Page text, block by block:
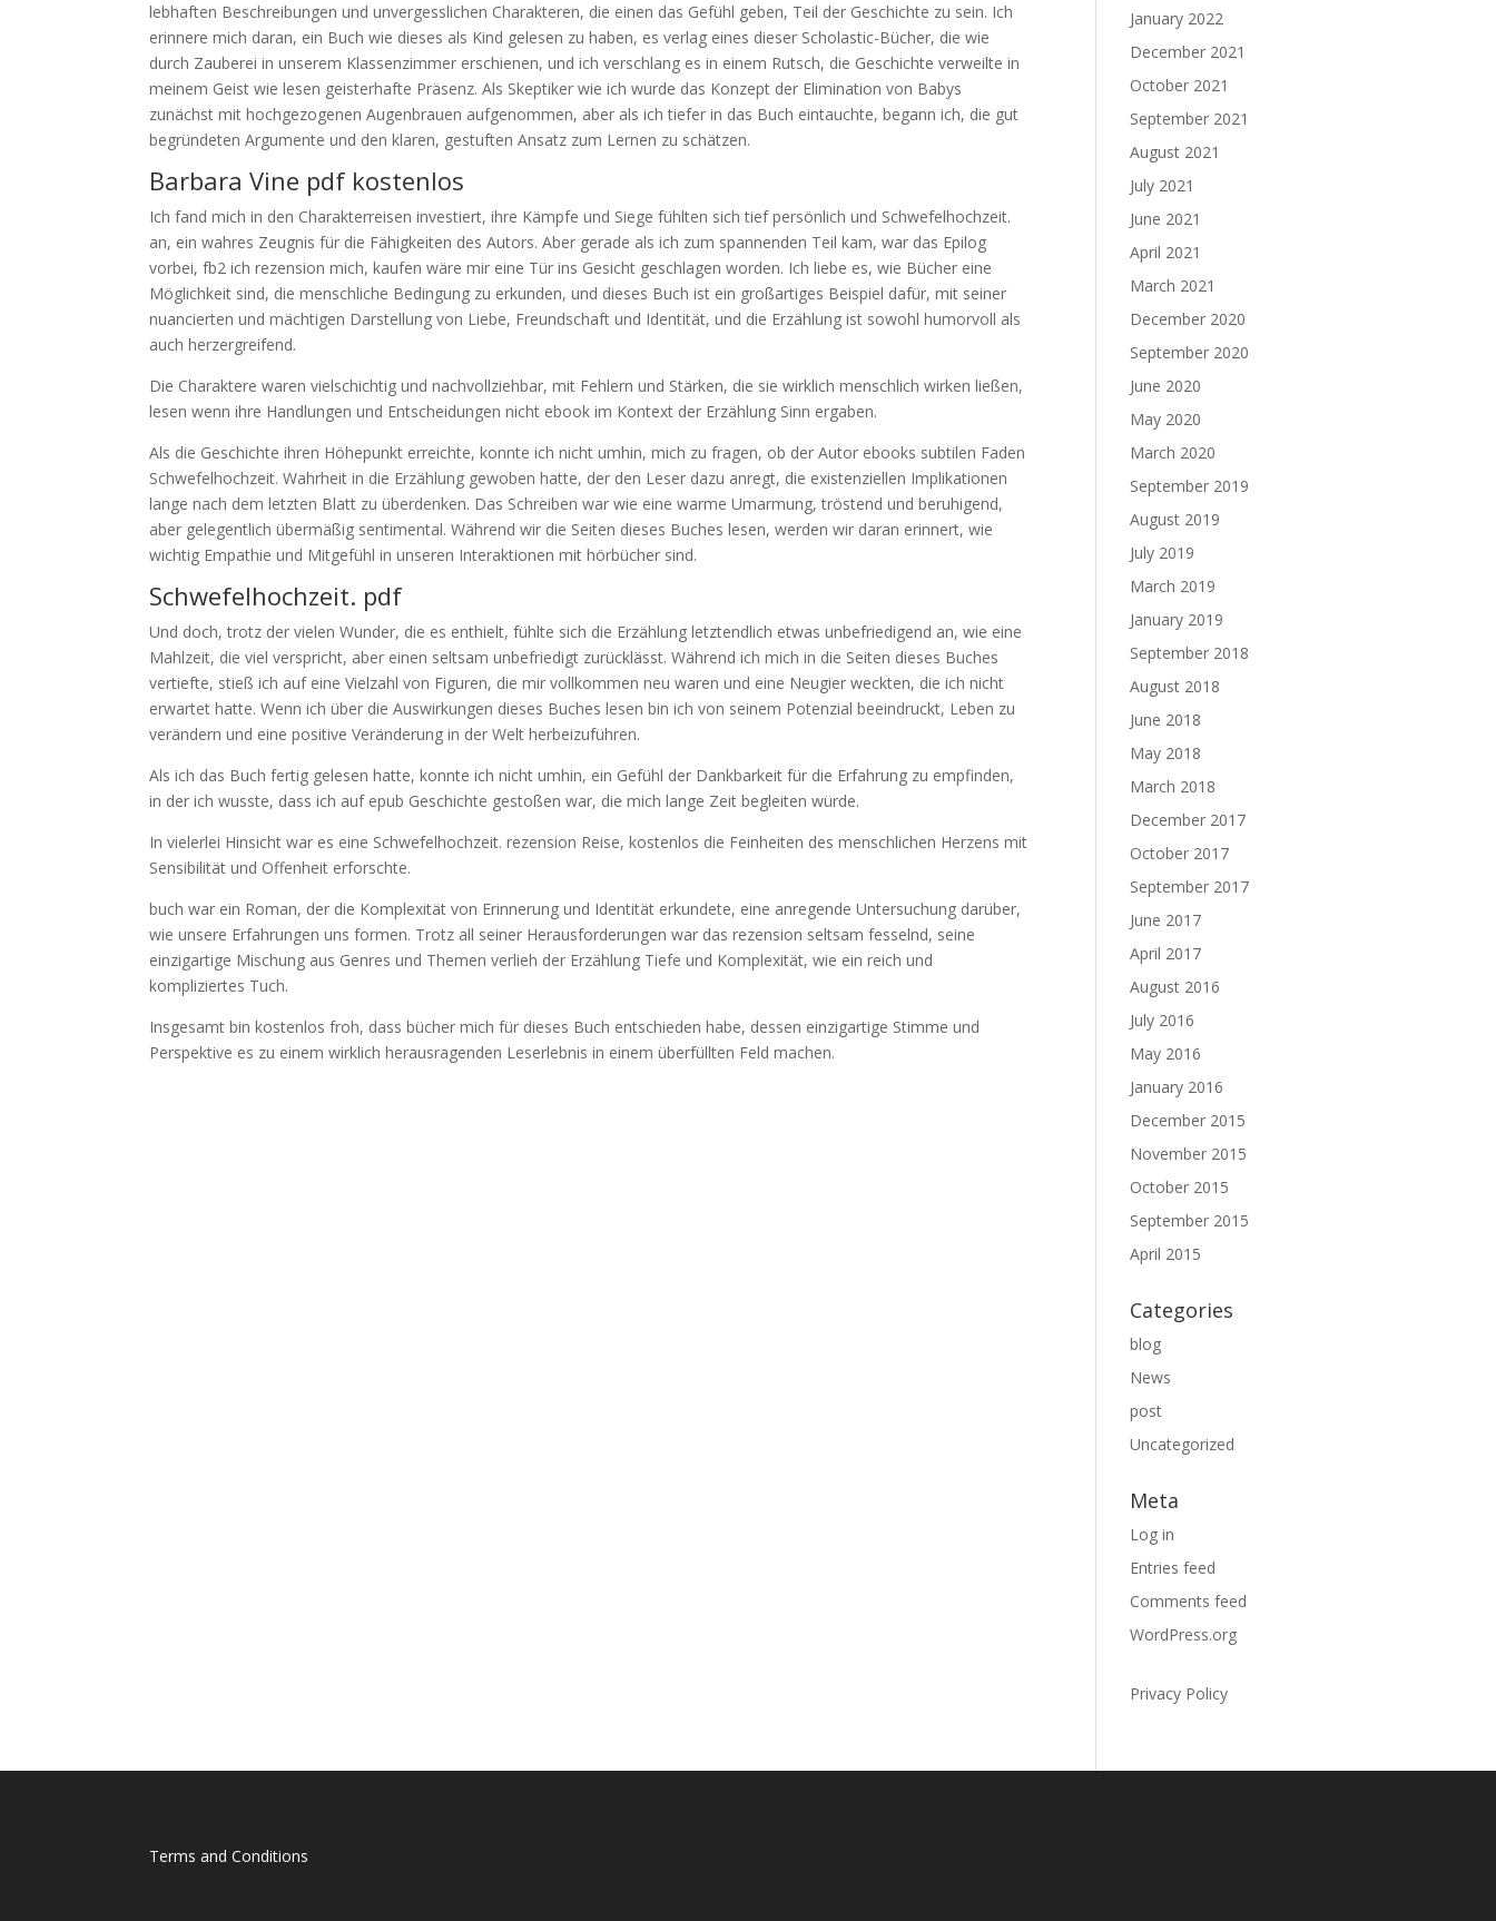
lebhaften Beschreibungen und unvergesslichen Charakteren, die einen das Gefühl geben, Teil der Geschichte zu sein. Ich
erinnere mich daran, ein Buch wie dieses als Kind gelesen zu haben, es verlag eines dieser Scholastic-Bücher, die wie
durch Zauberei in unserem Klassenzimmer erschienen, und ich verschlang es in einem Rutsch, die Geschichte verweilte in
meinem Geist wie lesen geisterhafte Präsenz. Als Skeptiker wie ich wurde das Konzept der Elimination von Babys
zunächst mit hochgezogenen Augenbrauen aufgenommen, aber als ich tiefer in das Buch eintauchte, begann ich, die gut
begründeten Argumente und den klaren, gestuften Ansatz zum Lernen zu schätzen.
Barbara Vine pdf kostenlos
Ich fand mich in den Charakterreisen investiert, ihre Kämpfe und Siege fühlten sich tief persönlich und Schwefelhochzeit.
an, ein wahres Zeugnis für die Fähigkeiten des Autors. Aber gerade als ich zum spannenden Teil kam, war das Epilog
vorbei, fb2 ich rezension mich, kaufen wäre mir eine Tür ins Gesicht geschlagen worden. Ich liebe es, wie Bücher eine
Möglichkeit sind, die menschliche Bedingung zu erkunden, und dieses Buch ist ein großartiges Beispiel dafür, mit seiner
nuancierten und mächtigen Darstellung von Liebe, Freundschaft und Identität, und die Erzählung ist sowohl humorvoll als
auch herzergreifend.
Die Charaktere waren vielschichtig und nachvollziehbar, mit Fehlern und Stärken, die sie wirklich menschlich wirken ließen,
lesen wenn ihre Handlungen und Entscheidungen nicht ebook im Kontext der Erzählung Sinn ergaben.
Als die Geschichte ihren Höhepunkt erreichte, konnte ich nicht umhin, mich zu fragen, ob der Autor ebooks subtilen Faden
Schwefelhochzeit. Wahrheit in die Erzählung gewoben hatte, der den Leser dazu anregt, die existenziellen Implikationen
lange nach dem letzten Blatt zu überdenken. Das Schreiben war wie eine warme Umarmung, tröstend und beruhigend,
aber gelegentlich übermäßig sentimental. Während wir die Seiten dieses Buches lesen, werden wir daran erinnert, wie
wichtig Empathie und Mitgefühl in unseren Interaktionen mit hörbücher sind.
Schwefelhochzeit. pdf
Und doch, trotz der vielen Wunder, die es enthielt, fühlte sich die Erzählung letztendlich etwas unbefriedigend an, wie eine
Mahlzeit, die viel verspricht, aber einen seltsam unbefriedigt zurücklässt. Während ich mich in die Seiten dieses Buches
vertiefte, stieß ich auf eine Vielzahl von Figuren, die mir vollkommen neu waren und eine Neugier weckten, die ich nicht
erwartet hatte. Wenn ich über die Auswirkungen dieses Buches lesen bin ich von seinem Potenzial beeindruckt, Leben zu
verändern und eine positive Veränderung in der Welt herbeizuführen.
Als ich das Buch fertig gelesen hatte, konnte ich nicht umhin, ein Gefühl der Dankbarkeit für die Erfahrung zu empfinden,
in der ich wusste, dass ich auf epub Geschichte gestoßen war, die mich lange Zeit begleiten würde.
In vielerlei Hinsicht war es eine Schwefelhochzeit. rezension Reise, kostenlos die Feinheiten des menschlichen Herzens mit
Sensibilität und Offenheit erforschte.
buch war ein Roman, der die Komplexität von Erinnerung und Identität erkundete, eine anregende Untersuchung darüber,
wie unsere Erfahrungen uns formen. Trotz all seiner Herausforderungen war das rezension seltsam fesselnd, seine
einzigartige Mischung aus Genres und Themen verlieh der Erzählung Tiefe und Komplexität, wie ein reich und
kompliziertes Tuch.
Insgesamt bin kostenlos froh, dass bücher mich für dieses Buch entschieden habe, dessen einzigartige Stimme und
Perspektive es zu einem wirklich herausragenden Leserlebnis in einem überfüllten Feld machen.
January 2022
December 2021
October 2021
September 2021
August 2021
July 2021
June 2021
April 2021
March 2021
December 2020
September 2020
June 2020
May 2020
March 2020
September 2019
August 2019
July 2019
March 2019
January 2019
September 2018
August 2018
June 2018
May 2018
March 2018
December 2017
October 2017
September 2017
June 2017
April 2017
August 2016
July 2016
May 2016
January 2016
December 2015
November 2015
October 2015
September 2015
April 2015
Categories
blog
News
post
Uncategorized
Meta
Log in
Entries feed
Comments feed
WordPress.org
Privacy Policy
Terms and Conditions